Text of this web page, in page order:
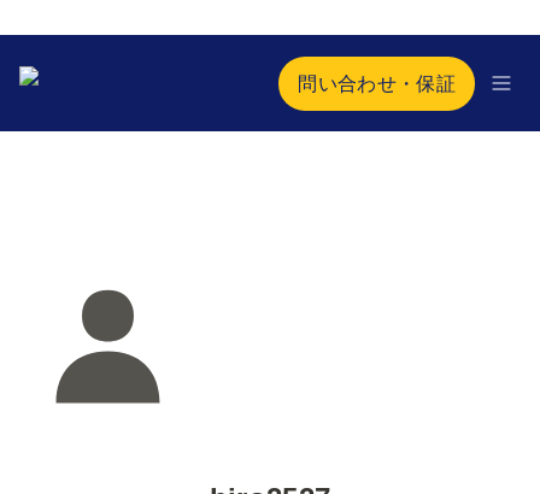
問い合わせ・保証